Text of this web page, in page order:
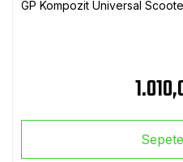
GP Kompozit Universal